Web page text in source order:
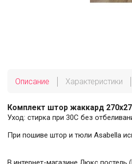
Описание Характеристики
Комплект штор жаккард
Уход: стирка при 30С без
При пошиве штор и тюли Asabella